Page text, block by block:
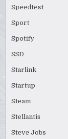
Speedtest
Sport
Spotify
SSD
Starlink
Startup
Steam
Stellantis
Steve Jobs